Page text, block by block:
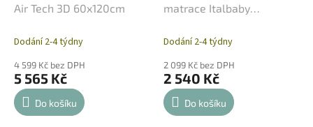
Air Tech 3D 60x120cm
Dodání 2-4 týdny
4 599 Kč bez DPH
5 565 Kč
Do košíku
matrace Italbaby
Dodání 2-4 týdny
2 099 Kč bez DPH
2 540 Kč
Do košíku